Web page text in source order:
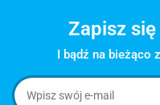
Zapisz
I bądź na